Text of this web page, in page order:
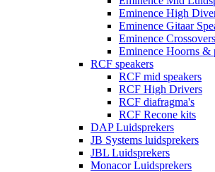
Eminence High
Eminence Gitaar
Eminence Crossovers
Eminence Hoorns &
RCF speakers
RCF mid speakers
RCF High Drivers
RCF diafragma's
RCF Recone kits
DAP Luidsprekers
JB Systems luidsprekers
JBL Luidsprekers
Monacor Luidsprekers